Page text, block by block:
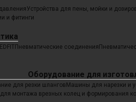
Устройства для пены, мойки и
и фитинги
Пневматические соединения
Оборудование для
для резки шлангов Машины для нарезки и
монтажа врезных колец и формирования